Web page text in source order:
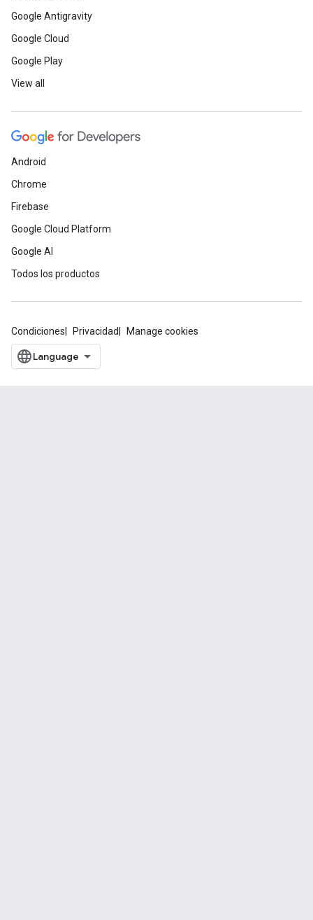
Google Antigravity
Google Cloud
Google Play
View all
Android
Chrome
Firebase
Google Cloud Platform
Google AI
Todos los productos
Condiciones Privacidad Manage cookies